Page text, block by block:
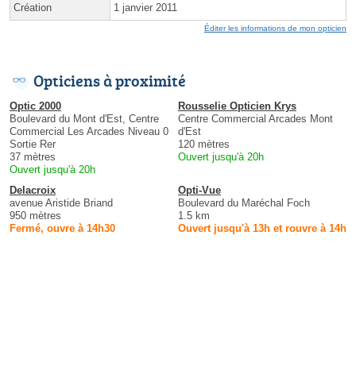
Création 1 janvier 2011
Éditer les informations de mon opticien
Opticiens à proximité
Optic 2000
Boulevard du Mont d'Est, Centre
Commercial Les Arcades Niveau 0
Sortie Rer
37 mètres
Ouvert jusqu'à 20h
Rousselie Opticien Krys
Centre Commercial Arcades Mont
d'Est
120 mètres
Ouvert jusqu'à 20h
Delacroix
avenue Aristide Briand
950 mètres
Fermé, ouvre à 14h30
Opti-Vue
Boulevard du Maréchal Foch
1.5 km
Ouvert jusqu'à 13h et rouvre à 14h